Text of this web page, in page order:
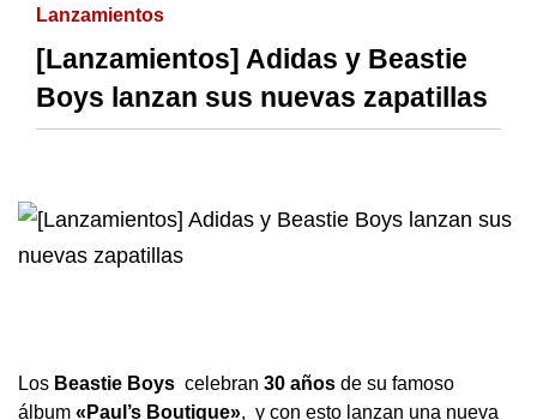
Lanzamientos
[Lanzamientos] Adidas y Beastie
Boys lanzan sus nuevas zapatillas
Los Beastie Boys celebran 30 años de su famoso
álbum «Paul’s Boutique», y con esto lanzan una nueva